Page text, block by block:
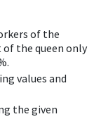
of the
the queen only
values and
the given